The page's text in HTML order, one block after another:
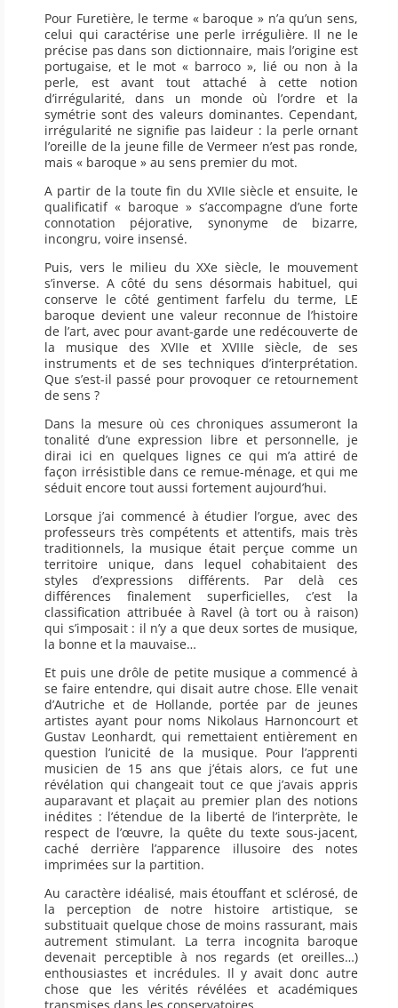
Pour Furetière, le terme « baroque » n’a qu’un sens,
celui qui caractérise une perle irrégulière. Il ne le
précise pas dans son dictionnaire, mais l’origine est
portugaise, et le mot « barroco », lié ou non à la
perle, est avant tout attaché à cette notion
d’irrégularité, dans un monde où l’ordre et la
symétrie sont des valeurs dominantes. Cependant,
irrégularité ne signifie pas laideur : la perle ornant
l’oreille de la jeune fille de Vermeer n’est pas ronde,
mais « baroque » au sens premier du mot.
A partir de la toute fin du XVIIe siècle et ensuite, le
qualificatif « baroque » s’accompagne d’une forte
connotation péjorative, synonyme de bizarre,
incongru, voire insensé.
Puis, vers le milieu du XXe siècle, le mouvement
s’inverse. A côté du sens désormais habituel, qui
conserve le côté gentiment farfelu du terme, LE
baroque devient une valeur reconnue de l’histoire
de l’art, avec pour avant-garde une redécouverte de
la musique des XVIIe et XVIIIe siècle, de ses
instruments et de ses techniques d’interprétation.
Que s’est-il passé pour provoquer ce retournement
de sens ?
Dans la mesure où ces chroniques assumeront la
tonalité d’une expression libre et personnelle, je
dirai ici en quelques lignes ce qui m’a attiré de
façon irrésistible dans ce remue-ménage, et qui me
séduit encore tout aussi fortement aujourd’hui.
Lorsque j’ai commencé à étudier l’orgue, avec des
professeurs très compétents et attentifs, mais très
traditionnels, la musique était perçue comme un
territoire unique, dans lequel cohabitaient des
styles d’expressions différents. Par delà ces
différences finalement superficielles, c’est la
classification attribuée à Ravel (à tort ou à raison)
qui s’imposait : il n’y a que deux sortes de musique,
la bonne et la mauvaise…
Et puis une drôle de petite musique a commencé à
se faire entendre, qui disait autre chose. Elle venait
d’Autriche et de Hollande, portée par de jeunes
artistes ayant pour noms Nikolaus Harnoncourt et
Gustav Leonhardt, qui remettaient entièrement en
question l’unicité de la musique. Pour l’apprenti
musicien de 15 ans que j’étais alors, ce fut une
révélation qui changeait tout ce que j’avais appris
auparavant et plaçait au premier plan des notions
inédites : l’étendue de la liberté de l’interprète, le
respect de l’œuvre, la quête du texte sous-jacent,
caché derrière l’apparence illusoire des notes
imprimées sur la partition.
Au caractère idéalisé, mais étouffant et sclérosé, de
la perception de notre histoire artistique, se
substituait quelque chose de moins rassurant, mais
autrement stimulant. La terra incognita baroque
devenait perceptible à nos regards (et oreilles…)
enthousiastes et incrédules. Il y avait donc autre
chose que les vérités révélées et académiques